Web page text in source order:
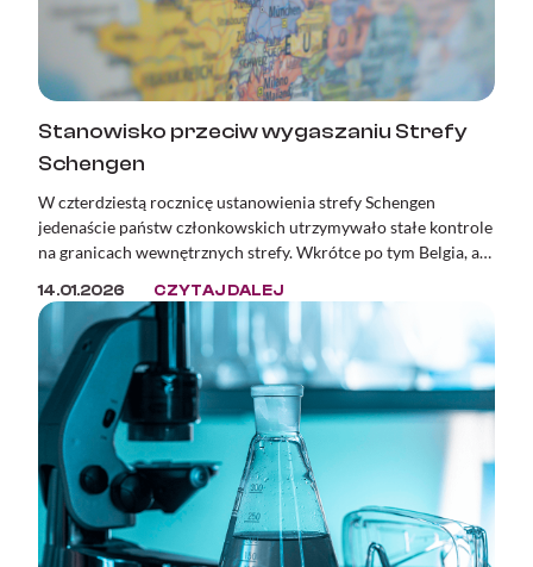
Stanowisko przeciw wygaszaniu Strefy
Schengen
W czterdziestą rocznicę ustanowienia strefy Schengen
jedenaście państw członkowskich utrzymywało stałe kontrole
na granicach wewnętrznych strefy. Wkrótce po tym Belgia, a
granicy z Niemcami. Podstawowe wolności Unii Europejskiej,
takie jak prawo obywateli państw członkowskich do
swobodnego przemieszczania się, nie są dziś należycie
chronione. Zjednoczona Europa bez kontroli granicznych —
jedno z największych osiągnięć pokojowej integracji
kontynentu — jest poświęcana dla bieżących celów
politycznych.
14.01.2026 CZYTAJ DALEJ